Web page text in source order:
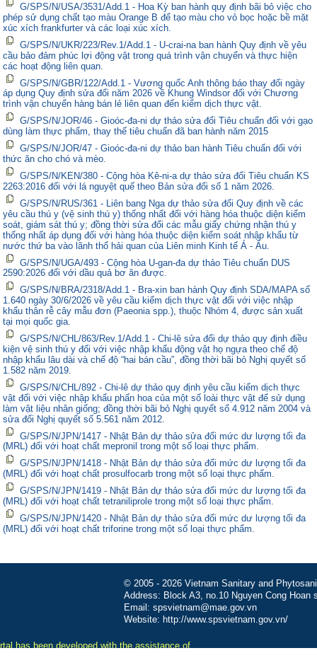
G/SPS/N/USA/3531/Add.1 - Hoa Kỳ ban hành quy định bãi bỏ việc cho
phép sử dụng chất tạo màu Orange B để tạo màu cho vỏ bọc hoặc bề mặt
xúc xích frankfurter và các loại xúc xích.
G/SPS/N/UKR/223/Rev.1/Add.1 - U-crai-na ban hành Quy định về yêu
cầu bảo đảm phúc lợi động vật trong quá trình vận chuyển và thực hiện
các hoạt động liên quan.
G/SPS/N/GBR/122/Add.1 - Vương quốc Anh thông báo thay đổi ngày
áp dụng Quy định sửa đổi năm 2026 về Khung Windsor đối với Chương
trình vận chuyển hàng bán lẻ liên quan đến kiểm dịch thực vật.
G/SPS/N/JOR/46 - Gioóc-đa-ni dự thảo sửa đổi Tiêu chuẩn đối với gạo
dùng làm thực phẩm, thay thế tiêu chuẩn đã ban hành năm 2015
G/SPS/N/JOR/47 - Gioóc-đa-ni dự thảo ban hành Tiêu chuẩn đối với
thức ăn cho chó và mèo.
G/SPS/N/KEN/380 - Cộng hòa Kê-ni-a dự thảo sửa đổi Tiêu chuẩn KS
2263:2016 đối với lá nguyệt quế theo Bản sửa đổi số 1 năm 2026.
G/SPS/N/RUS/361 - Liên bang Nga dự thảo sửa đổi Quy định về các
yêu cầu thú y (vệ sinh thú y) thống nhất đối với hàng hóa thuộc diện kiểm
soát, giám sát thú y; đồng thời sửa đổi các mẫu giấy chứng nhận thú y
thống nhất áp dụng đối với hàng hóa thuộc diện kiểm soát nhập khẩu từ
nước thứ ba vào lãnh thổ hải quan của Liên minh Kinh tế Á - Âu.
G/SPS/N/UGA/493 - Cộng hòa U-gan-đa dự thảo Tiêu chuẩn DUS
2590:2026 đối với dầu quả bơ ăn được.
G/SPS/N/BRA/2318/Add.1 - Bra-xin ban hành Quy định SDA/MAPA số
1.640 ngày 30/6/2026 về yêu cầu kiểm dịch thực vật đối với việc nhập
khẩu thân rễ cây mẫu đơn (Paeonia spp.), thuộc Nhóm 4, được sản xuất
tại mọi quốc gia.
G/SPS/N/CHL/863/Rev.1/Add.1 - Chi-lê sửa đổi dự thảo quy định điều
kiện vệ sinh thú y đối với việc nhập khẩu động vật họ ngựa theo chế độ
nhập khẩu lâu dài và chế độ “hai bán cầu”, đồng thời bãi bỏ Nghị quyết số
1.582 năm 2019.
G/SPS/N/CHL/892 - Chi-lê dự thảo quy định yêu cầu kiểm dịch thực
vật đối với việc nhập khẩu phấn hoa của một số loài thực vật để sử dụng
làm vật liệu nhân giống; đồng thời bãi bỏ Nghị quyết số 4.912 năm 2004 và
sửa đổi Nghị quyết số 5.561 năm 2012.
G/SPS/N/JPN/1417 - Nhật Bản dự thảo sửa đổi mức dư lượng tối đa
(MRL) đối với hoạt chất mepronil trong một số loại thực phẩm.
G/SPS/N/JPN/1418 - Nhật Bản dự thảo sửa đổi mức dư lượng tối đa
(MRL) đối với hoạt chất prosulfocarb trong một số loại thực phẩm.
G/SPS/N/JPN/1419 - Nhật Bản dự thảo sửa đổi mức dư lượng tối đa
(MRL) đối với hoạt chất tetraniliprole trong một số loại thực phẩm.
G/SPS/N/JPN/1420 - Nhật Bản dự thảo sửa đổi mức dư lượng tối đa
(MRL) đối với hoạt chất triforine trong một số loại thực phẩm.
© 2005 - 2026 Vietnam Sanitary and
Address: Block A3, no.10 Nguyen Cong Hoan
Email: spsvietnam@mae.gov.vn
Website: http://www.spsvietnam.gov.vn/
has been developed with the assistance of